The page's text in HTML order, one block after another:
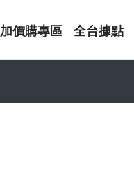
加價購專區 全台據點